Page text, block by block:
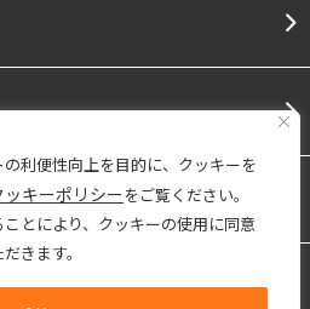
利便性向上を目的に、クッキーを
ッキーポリシーをご覧ください。
とにより、クッキーの使用に同意
きます。
Note FacebookTwitter